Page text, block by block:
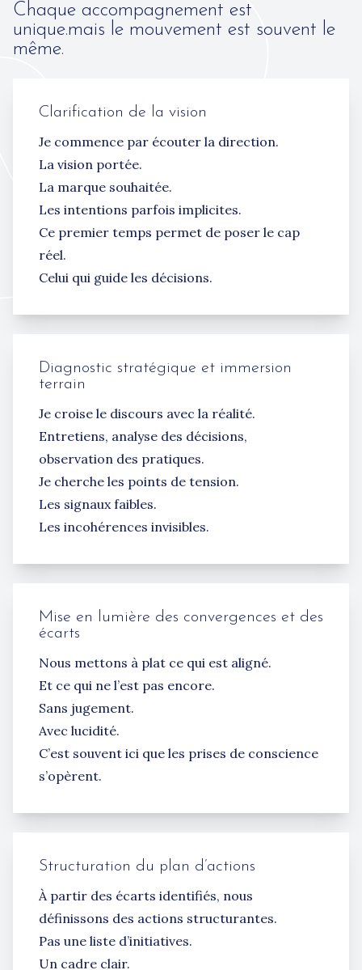
Chaque accompagnement est
unique.mais le mouvement est souvent le
même.
Clarification de la vision
Je commence par écouter la direction.
La vision portée.
La marque souhaitée.
Les intentions parfois implicites.
Ce premier temps permet de poser le cap
réel.
Celui qui guide les décisions.
Diagnostic stratégique et immersion
terrain
Je croise le discours avec la réalité.
Entretiens, analyse des décisions,
observation des pratiques.
Je cherche les points de tension.
Les signaux faibles.
Les incohérences invisibles.
Mise en lumière des convergences et des
écarts
Nous mettons à plat ce qui est aligné.
Et ce qui ne l’est pas encore.
Sans jugement.
Avec lucidité.
C’est souvent ici que les prises de conscience
s’opèrent.
Structuration du plan d’actions
À partir des écarts identifiés, nous
définissons des actions structurantes.
Pas une liste d’initiatives.
Un cadre clair.